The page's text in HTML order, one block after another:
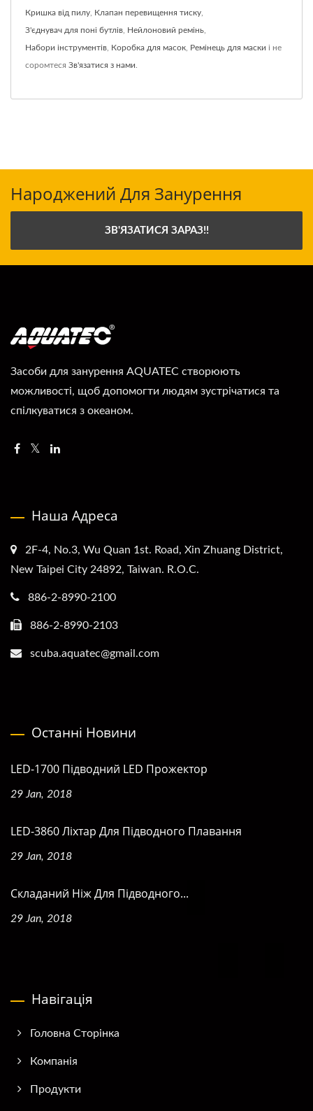
Кришка від пилу Клапан перевищення тиску
З'єднувач для поні бутлів Нейлоновий ремінь
Набори інструментів Коробка для масок Ремінець для маски і не
соромтеся Зв'язатися з нами
Народжений Для Занурення
ЗВ'ЯЗАТИСЯ ЗАРАЗ!!
Засоби для занурення AQUATEC створюють
можливості, щоб допомогти людям зустрічатися та
спілкуватися з океаном.
Наша Адреса
2F-4, No.3, Wu Quan 1st. Road, Xin Zhuang District,
New Taipei City 24892, Taiwan. R.O.C.
886-2-8990-2100
886-2-8990-2103
scuba.aquatec@gmail.com
Останні Новини
LED-1700 Підводний LED Прожектор
29 Jan, 2018
LED-3860 Ліхтар Для Підводного Плавання
29 Jan, 2018
Складаний Ніж Для Підводного...
29 Jan, 2018
Навігація
Головна Сторінка
Компанія
Продукти